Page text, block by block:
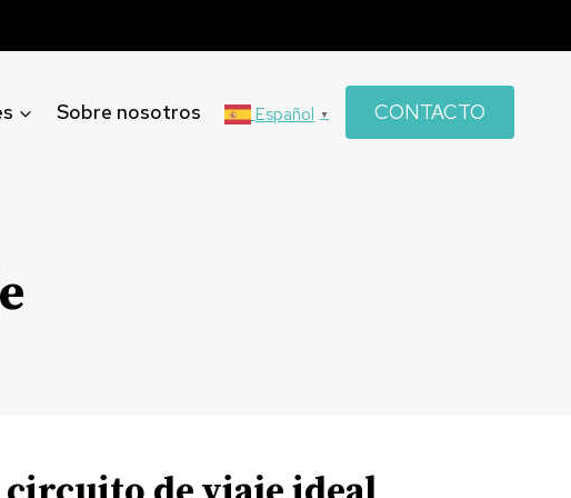
Sobre nosotros Español ▼ CONTACTO